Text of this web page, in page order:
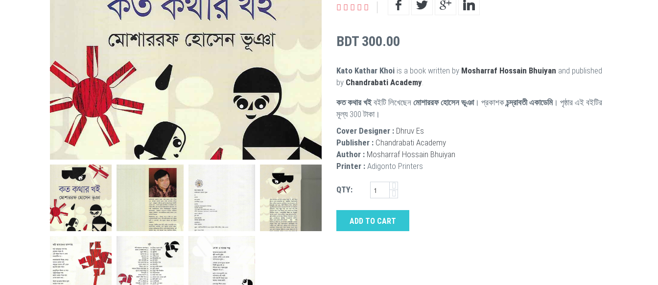
BDT 300.00
Kato Kathar Khoi is a book written by Mosharraf Hossain Bhuiyan and published
by Chandrabati Academy.
কত কথার খইবইটি লিখেছেন মোশাররফ হোসেন ভূঞা। প্রকাশকচন্দ্রাবতী একাডেমি। পৃষ্ঠার এই বইটির
মূল্য 300 টাকা।
Cover Designer : Dhruv Es
Publisher : Chandrabati Academy
Author : Mosharraf Hossain Bhuiyan
Printer : Adigonto Printers
QTY:
ADD TO CART